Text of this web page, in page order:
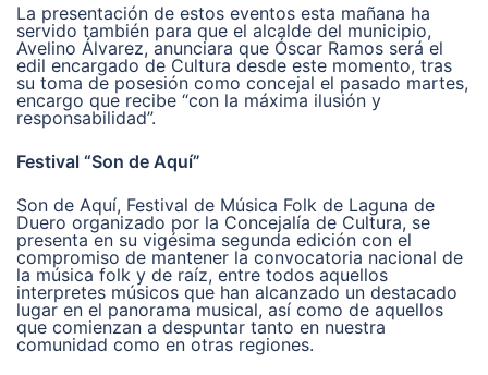
La presentación de estos eventos esta mañana ha
servido también para que el alcalde del municipio,
Avelino Álvarez, anunciara que Óscar Ramos será el
edil encargado de Cultura desde este momento, tras
su toma de posesión como concejal el pasado martes,
encargo que recibe “con la máxima ilusión y
responsabilidad”.
Festival “Son de Aquí”
Son de Aquí, Festival de Música Folk de Laguna de
Duero organizado por la Concejalía de Cultura, se
presenta en su vigésima segunda edición con el
compromiso de mantener la convocatoria nacional de
la música folk y de raíz, entre todos aquellos
interpretes músicos que han alcanzado un destacado
lugar en el panorama musical, así como de aquellos
que comienzan a despuntar tanto en nuestra
comunidad como en otras regiones.